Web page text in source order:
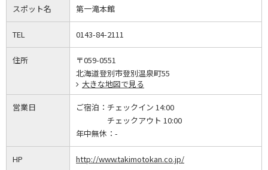
スポット名 第一滝本館
TEL 0143-84-2111
住所
〒059-0551
北海道登別市登別温泉町55
大きな地図で見る
営業日 ご宿泊： チェックイン 14:00
チェックアウト 10:00
年中無休： -
HP http://www.takimotokan.co.jp/